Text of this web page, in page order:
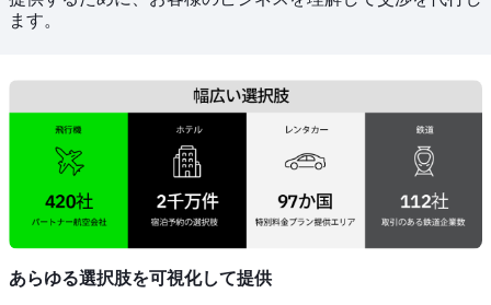
ます。
あらゆる選択肢を可視化して提供